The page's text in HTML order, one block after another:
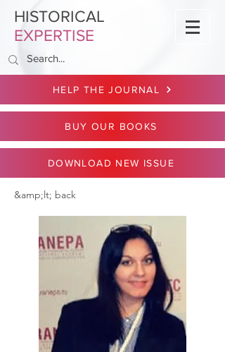
HISTORICAL
EXPERTISE
HELP THE JOURNAL
BUY OUR BOOKS
DOWNLOAD NEW ISSUE
&amp;lt; back